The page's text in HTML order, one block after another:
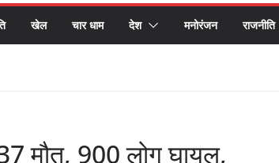
खेल चार धाम देश मनोरंजन राजनीति
मौत, 900 लोग घायल,